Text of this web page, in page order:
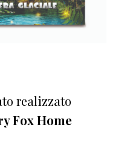
realizzato
Fox Home